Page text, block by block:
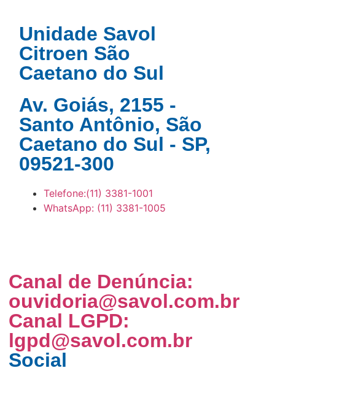
Unidade Savol
Citroen São
Caetano do Sul
Av. Goiás, 2155 -
Santo Antônio, São
Caetano do Sul - SP,
09521-300
Telefone:(11) 3381-1001
WhatsApp: (11) 3381-1005
Canal de Denúncia:
ouvidoria@savol.com.br
Canal LGPD:
lgpd@savol.com.br
Social